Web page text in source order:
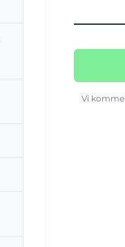
Vi